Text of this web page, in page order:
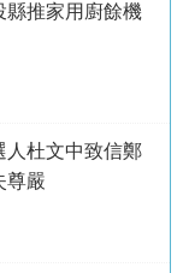
推家用廚餘機
杜文中致信鄭
尊嚴